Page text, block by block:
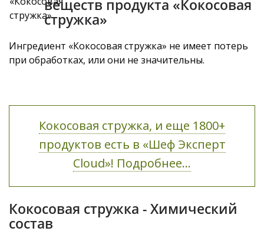
веществ продукта «Кокосовая
стружка»
Ингредиент «Кокосовая стружка» не имеет потерь
при обработках, или они не значительны.
Кокосовая стружка, и еще 1800+
продуктов есть в «Шеф Эксперт
Cloud»! Подробнее...
Кокосовая стружка - Химический
состав